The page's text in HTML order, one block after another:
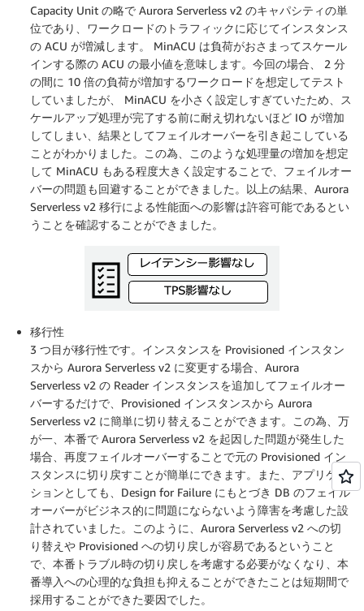
Capacity Unit の略で Aurora Serverless v2 のキャパシティの単
位であり、ワークロードのトラフィックに応じてインスタンス
の ACU が増減します。 MinACU は負荷がおさまってスケール
インする際の ACU の最小値を意味します。今回の場合、 2 分
の間に 10 倍の負荷が増加するワークロードを想定してテスト
していましたが、 MinACU を小さく設定しすぎていたため、ス
ケールアップ処理が完了する前に耐え切れないほど IO が増加
してしまい、結果としてフェイルオーバーを引き起こしている
ことがわかりました。この為、このような処理量の増加を想定
して MinACU もある程度大きく設定することで、フェイルオー
バーの問題も回避することができました。以上の結果、Aurora
Serverless v2 移行による性能面への影響は許容可能であるとい
うことを確認することができました。
移行性
3 つ目が移行性です。インスタンスを Provisioned インスタン
スから Aurora Serverless v2 に変更する場合、Aurora
Serverless v2 の Reader インスタンスを追加してフェイルオー
バーするだけで、Provisioned インスタンスから Aurora
Serverless v2 に簡単に切り替えることができます。この為、万
が一、本番で Aurora Serverless v2 を起因した問題が発生した
場合、再度フェイルオーバーすることで元の Provisioned イン
スタンスに切り戻すことが簡単にできます。また、アプリケー
ションとしても、Design for Failure にもとづき DB のフェイル
オーバーがビジネス的に問題にならないよう障害を考慮した設
計されていました。このように、Aurora Serverless v2 への切
り替えや Provisioned への切り戻しが容易であるということ
で、本番トラブル時の切り戻しを考慮する必要がなくなり、本
番導入への心理的な負担も抑えることができたことは短期間で
採用することができた要因でした。